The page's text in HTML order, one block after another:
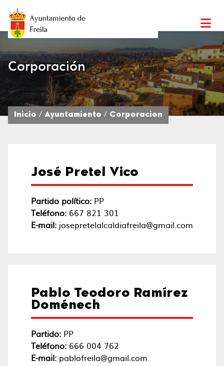
Corporación
Inicio Ayuntamiento Corporacion
José Pretel Vico
Partido político: PP
Teléfono: 667 821 301
E-mail: josepretelalcaldiafreila@gmail.com
Pablo Teodoro Ramírez
Doménech
Partido: PP
Teléfono: 666 004 762
E-mail: pablofreila@gmail.com